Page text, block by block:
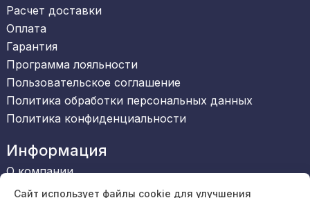
Расчет доставки
Оплата
Гарантия
Программа лояльности
Пользовательское соглашение
Политика обработки персональных данных
Политика конфиденциальности
Информация
О компании
Сертификаты
Сайт использует файлы cookie для улучшения